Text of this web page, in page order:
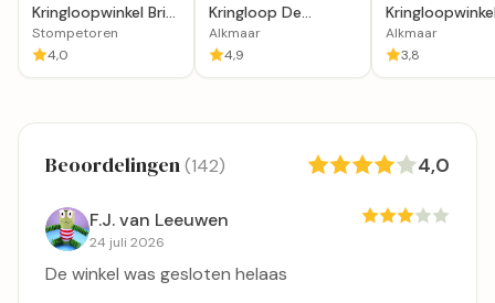
Kringloopwinkel Bric
& Brac
Rommelmarkt
Stompetoren
4,0
Kringloop De
Kameleon
Alkmaar
4,9
Terre des
winkel Alkmaar
Alkmaar
3,8
Beoordelingen(142) 4,0
F.J. van Leeuwen
24 juli 2026
De winkel was gesloten helaas